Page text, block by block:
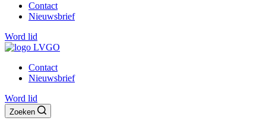
Contact
Nieuwsbrief
Word lid
Contact
Nieuwsbrief
Word lid
Zoeken